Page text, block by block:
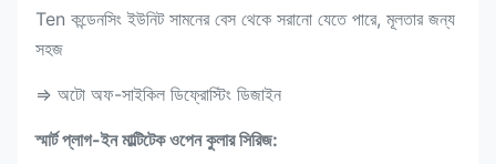
Ten কন্ডেনসিং ইউনিট সামনের বেস থেকে সরানো যেতে পারে, মূলতার জন্য
সহজ
⇒ অটো অফ-সাইকিল ডিফ্রোস্টিং ডিজাইন
স্মার্ট প্লাগ-ইন মাল্টিটেক ওপেন কুলার সিরিজ: